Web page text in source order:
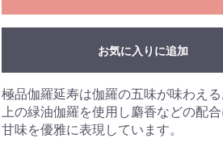
お気に入りに追加
極品伽羅延寿は伽羅の五味が味わえ
上の緑油伽羅を使用し麝香などの配
甘味を優雅に表現しています。